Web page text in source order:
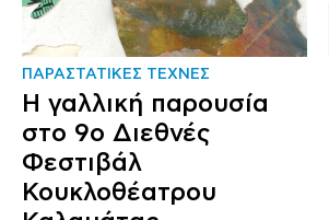
ΠΑΡΑΣΤΑΤΙΚΕΣ ΤΕΧΝΕΣ
Η γαλλική παρουσία
στο 9ο Διεθνές
Φεστιβάλ
Κουκλοθέατρου